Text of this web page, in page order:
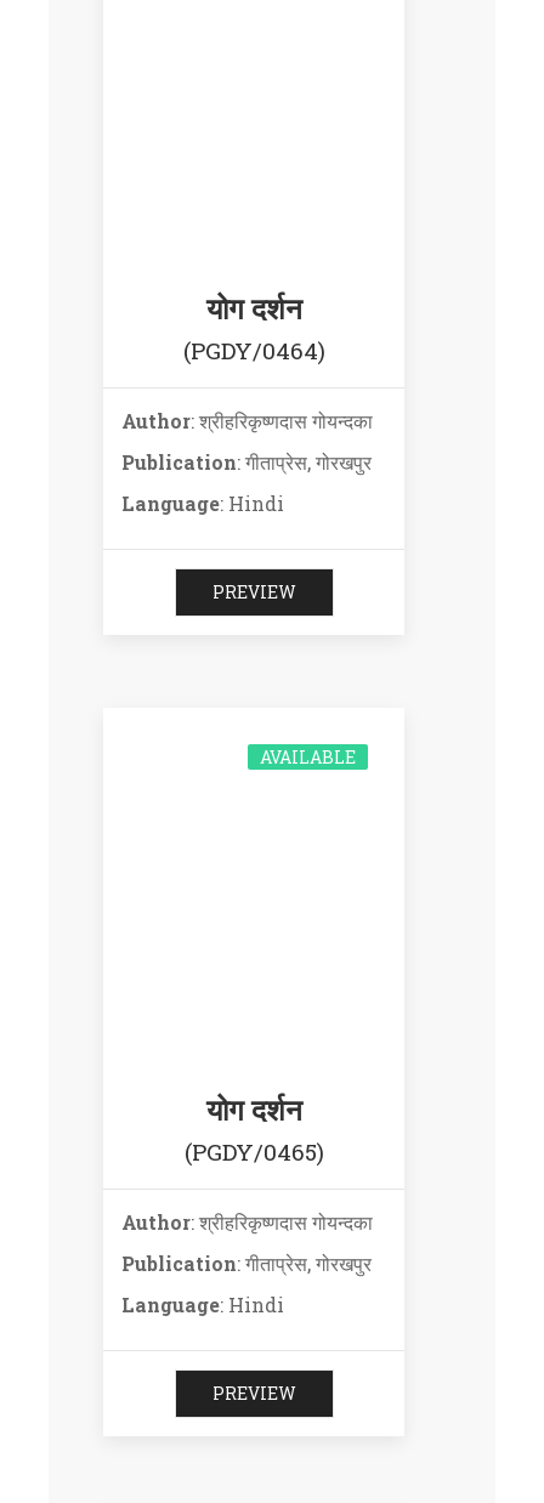
योग दर्शन
(PGDY/0464)
Author: श्रीहरिकृष्णदास गोयन्दका
Publication: गीताप्रेस, गोरखपुर
Language: Hindi
PREVIEW
योग दर्शन
(PGDY/0465)
AVAILABLE
Author: श्रीहरिकृष्णदास गोयन्दका
Publication: गीताप्रेस, गोरखपुर
Language: Hindi
PREVIEW